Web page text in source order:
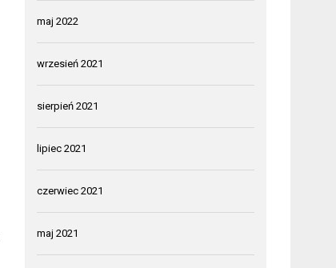
maj 2022
wrzesień 2021
sierpień 2021
lipiec 2021
czerwiec 2021
maj 2021